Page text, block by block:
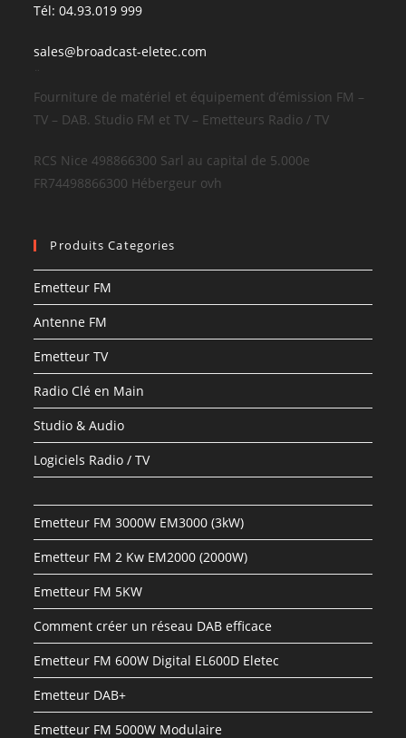
Tél: 04.93.019 999
sales@broadcast-eletec.com
¨
Fourniture de matériel et équipement d’émission FM –
TV – DAB. Studio FM et TV – Emetteurs Radio / TV
RCS Nice 498866300 Sarl au capital de 5.000e
FR74498866300 Hébergeur ovh
Produits Categories
Emetteur FM
Antenne FM
Emetteur TV
Radio Clé en Main
Studio & Audio
Logiciels Radio / TV
Emetteur FM 3000W EM3000 (3kW)
Emetteur FM 2 Kw EM2000 (2000W)
Emetteur FM 5KW
Comment créer un réseau DAB efficace
Emetteur FM 600W Digital EL600D Eletec
Emetteur DAB+
Emetteur FM 5000W Modulaire